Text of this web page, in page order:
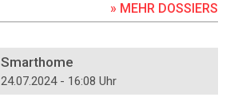
» MEHR DOSSIERS
Smarthome
24.07.2024 - 16:08 Uhr